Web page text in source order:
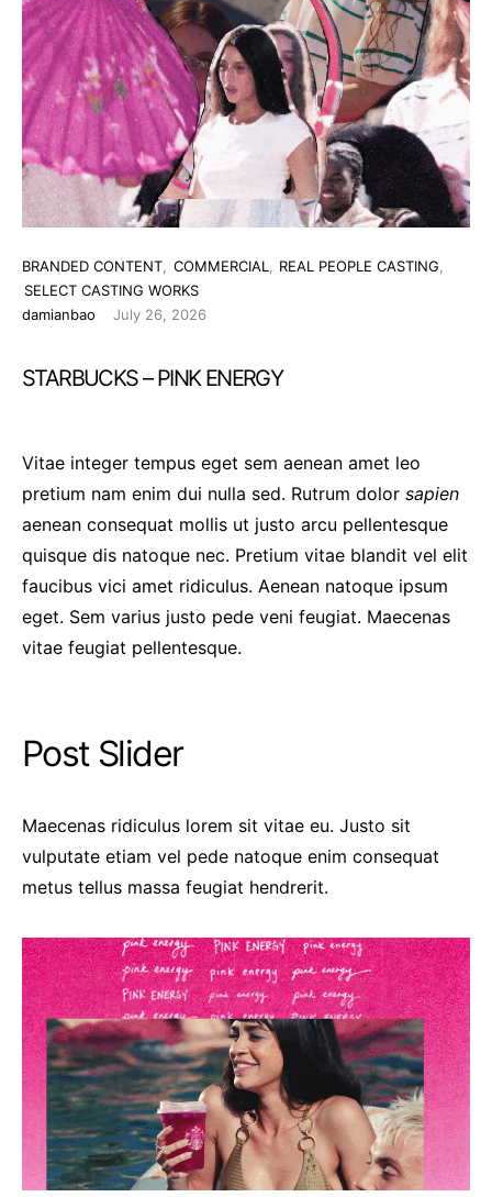
BRANDED CONTENT COMMERCIAL
REAL PEOPLE CASTING
SELECT CASTING WORKS
damianbao
July 26, 2026
STARBUCKS – PINK ENERGY
Vitae integer tempus eget sem aenean amet leo
pretium nam enim dui nulla sed. Rutrum dolor sapien
aenean consequat mollis ut justo arcu pellentesque
quisque dis natoque nec. Pretium vitae blandit vel elit
faucibus vici amet ridiculus. Aenean natoque ipsum
eget. Sem varius justo pede veni feugiat. Maecenas
vitae feugiat pellentesque.
Post Slider
Maecenas ridiculus lorem sit vitae eu. Justo sit
vulputate etiam vel pede natoque enim consequat
metus tellus massa feugiat hendrerit.